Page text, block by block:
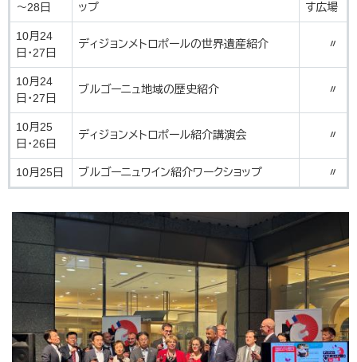
～28日
ップ
す広場
10月24
日・27日
ディジョンメトロポールの世界遺産紹介 〃
10月24
日・27日
ブルゴーニュ地域の歴史紹介 〃
10月25
日・26日
ディジョンメトロポール紹介講演会 〃
10月25日 ブルゴーニュワイン紹介ワークショップ 〃